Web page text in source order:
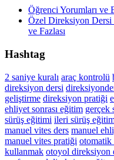
Öğrenci Yorumları ve
Özel Direksiyon Dersi
ve Fazlası
Hashtag
2 saniye kuralı araç kontrolü
direksiyon dersi
geliştirme direksiyon pratiği
ehliyet sonrası eğitim gerçek
sürüş eğitimi ileri sürüş
manuel vites ders manuel
manuel vites pratiği otomatik
kullanmak otoyol direksiyon